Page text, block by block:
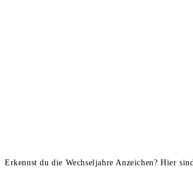
Erkennst du die Wechseljahre Anzeichen? Hier